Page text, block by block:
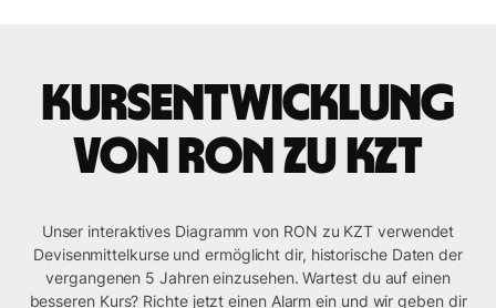
Kursentwicklung
von RON zu KZT
Unser interaktives Diagramm von RON zu KZT verwendet
Devisenmittelkurse und ermöglicht dir, historische Daten der
vergangenen 5 Jahren einzusehen. Wartest du auf einen
besseren Kurs? Richte jetzt einen Alarm ein und wir geben dir